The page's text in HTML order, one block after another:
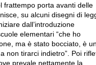
frattempo porta avanti delle
su alcuni disegni di
dall’introduzione
elementari “che ho
ma è stato bocciato, è
non tirarci indietro”. Poi
prevale nettamente la